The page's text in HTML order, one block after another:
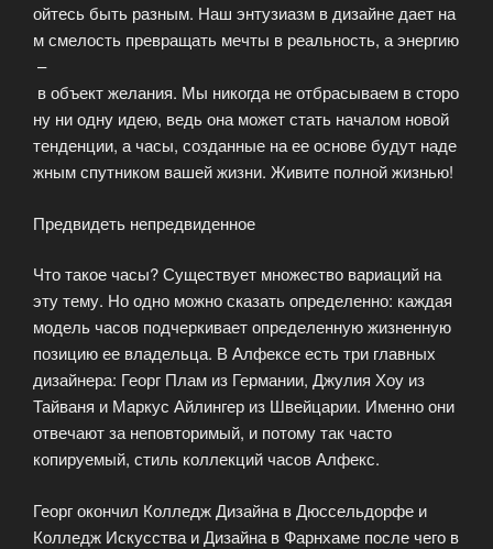
ойтесь быть разным. Наш энтузиазм в дизайне дает на
м смелость превращать мечты в реальность, а энергию
–
в объект желания. Мы никогда не отбрасываем в сторо
ну ни одну идею, ведь она может стать началом новой
тенденции, а часы, созданные на ее основе будут наде
жным спутником вашей жизни. Живите полной жизнью!
Предвидеть непредвиденное
Что такое часы? Существует множество вариаций на
эту тему. Но одно можно сказать определенно: каждая
модель часов подчеркивает определенную жизненную
позицию ее владельца. В Алфексе есть три главных
дизайнера: Георг Плам из Германии, Джулия Хоу из
Тайваня и Маркус Айлингер из Швейцарии. Именно они
отвечают за неповторимый, и потому так часто
копируемый, стиль коллекций часов Алфекс.
Георг окончил Колледж Дизайна в Дюссельдорфе и
Колледж Искусства и Дизайна в Фарнхаме после чего в